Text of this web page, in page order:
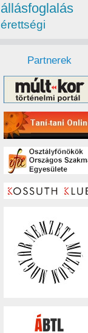
állásfoglalás
érettségi
Partnerek